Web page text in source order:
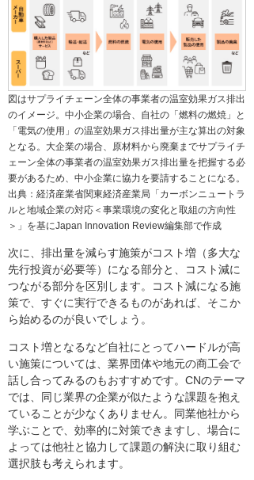
図はサプライチェーン全体の事業者の温室効果ガス排出
のイメージ。中小企業の場合、自社の「燃料の燃焼」と
「電気の使用」の温室効果ガス排出量が主な算出の対象
となる。大企業の場合、原材料から廃棄までサプライチ
ェーン全体の事業者の温室効果ガス排出量を把握する必
要があるため、中小企業に協力を要請することになる。
出典：経済産業省関東経済産業局「カーボンニュートラ
ルと地域企業の対応＜事業環境の変化と取組の方向性
＞」を基にJapan Innovation Review編集部で作成
次に、排出量を減らす施策がコスト増（多大な
先行投資が必要等）になる部分と、コスト減に
つながる部分を区別します。コスト減になる施
策で、すぐに実行できるものがあれば、そこか
ら始めるのが良いでしょう。
コスト増となるなど自社にとってハードルが高
い施策については、業界団体や地元の商工会で
話し合ってみるのもおすすめです。CNのテーマ
では、同じ業界の企業が似たような課題を抱え
ていることが少なくありません。同業他社から
学ぶことで、効率的に対策できますし、場合に
よっては他社と協力して課題の解決に取り組む
選択肢も考えられます。